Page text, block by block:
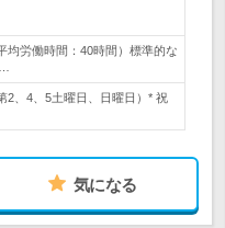
均労働時間：40時間）標準的な
2、4、5土曜日、日曜日）* 祝
気になる